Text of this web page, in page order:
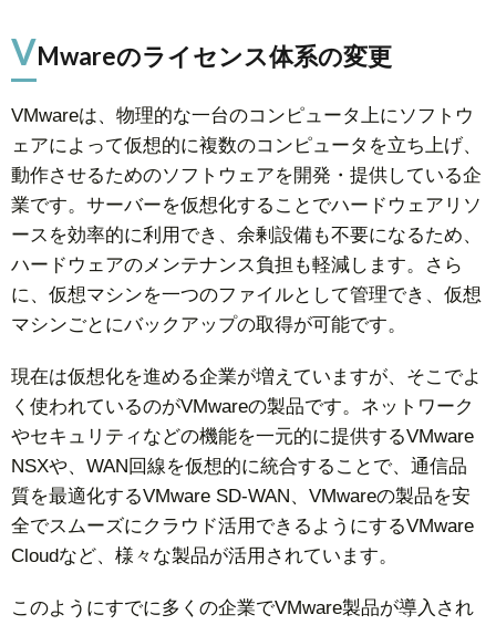
VMwareのライセンス体系の変更
VMwareは、物理的な一台のコンピュータ上にソフトウ
ェアによって仮想的に複数のコンピュータを立ち上げ、
動作させるためのソフトウェアを開発・提供している企
業です。サーバーを仮想化することでハードウェアリソ
ースを効率的に利用でき、余剰設備も不要になるため、
ハードウェアのメンテナンス負担も軽減します。さら
に、仮想マシンを一つのファイルとして管理でき、仮想
マシンごとにバックアップの取得が可能です。
現在は仮想化を進める企業が増えていますが、そこでよ
く使われているのがVMwareの製品です。ネットワーク
やセキュリティなどの機能を一元的に提供するVMware
NSXや、WAN回線を仮想的に統合することで、通信品
質を最適化するVMware SD-WAN、VMwareの製品を安
全でスムーズにクラウド活用できるようにするVMware
Cloudなど、様々な製品が活用されています。
このようにすでに多くの企業でVMware製品が導入され